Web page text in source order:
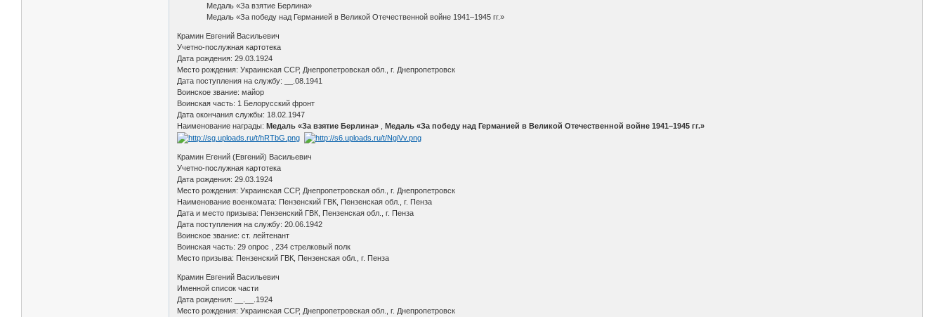
Медаль «За взятие Берлина»
Медаль «За победу над Германией в Великой Отечественной войне 1941–1945 гг.»
Крамин Евгений Васильевич
Учетно-послужная картотека
Дата рождения: 29.03.1924
Место рождения: Украинская ССР, Днепропетровская обл., г. Днепропетровск
Дата поступления на службу: __.08.1941
Воинское звание: майор
Воинская часть: 1 Белорусский фронт
Дата окончания службы: 18.02.1947
Наименование награды: Медаль «За взятие Берлина» Медаль «За победу над Германией в Великой Отечественной войне 1941–1945 гг.»
Крамин Егений (Евгений) Васильевич
Учетно-послужная картотека
Дата рождения: 29.03.1924
Место рождения: Украинская ССР, Днепропетровская обл., г. Днепропетровск
Наименование военкомата: Пензенский ГВК, Пензенская обл., г. Пенза
Дата и место призыва: Пензенский ГВК, Пензенская обл., г. Пенза
Дата поступления на службу: 20.06.1942
Воинское звание: ст. лейтенант
Воинская часть: 29 опрос , 234 стрелковый полк
Место призыва: Пензенский ГВК, Пензенская обл., г. Пенза
Крамин Евгений Васильевич
Именной список части
Дата рождения: __.__.1924
Место рождения: Украинская ССР, Днепропетровская обл., г. Днепропетровск